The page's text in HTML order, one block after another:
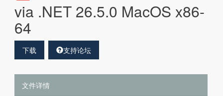
via .NET 26.5.0 MacOS x86-
64
下载 支持论坛
文件详情